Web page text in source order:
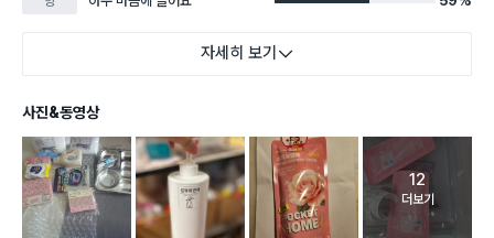
자세히 보기
사진&동영상
고객 리뷰
12
더보기